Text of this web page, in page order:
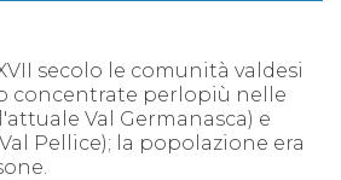
secolo le comunità valdesi
concentrate perlopiù nelle
Val Germanasca) e
Pellice); la popolazione era